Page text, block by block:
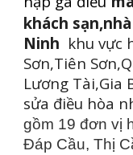
khách
Ninh khu vực
Sơn,Tiên
Lương Tài,Gia
sửa điều hòa
gồm 19 đơn vị
Đáp Cầu, Thị